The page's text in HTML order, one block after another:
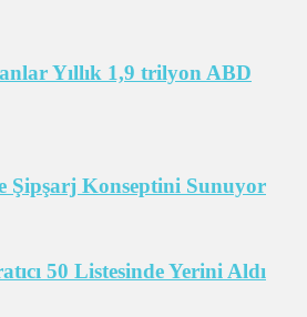
Yıllık 1,9 trilyon ABD
Şipşarj Konseptini Sunuyor
50 Listesinde Yerini Aldı